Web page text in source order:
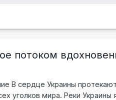
потоком
В сердце Украины
мира. Реки Украины